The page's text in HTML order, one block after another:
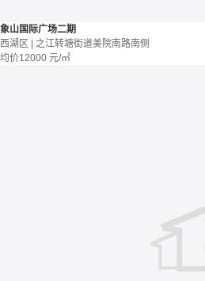
象山国际广场二期
西湖区 | 之江转塘街道美院南路南侧
均价12000 元/㎡